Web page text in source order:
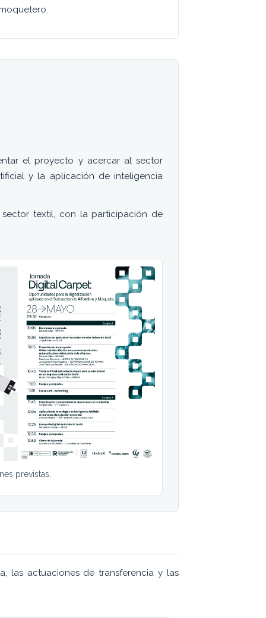
el proyecto y acercar al sector
y la aplicación de inteligencia
textil, con la participación de
previstas.
las actuaciones de transferencia y las